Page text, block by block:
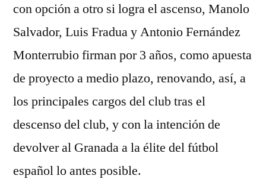
con opción a otro si logra el ascenso, Manolo
Salvador, Luis Fradua y Antonio Fernández
Monterrubio firman por 3 años, como apuesta
de proyecto a medio plazo, renovando, así, a
los principales cargos del club tras el
descenso del club, y con la intención de
devolver al Granada a la élite del fútbol
español lo antes posible.